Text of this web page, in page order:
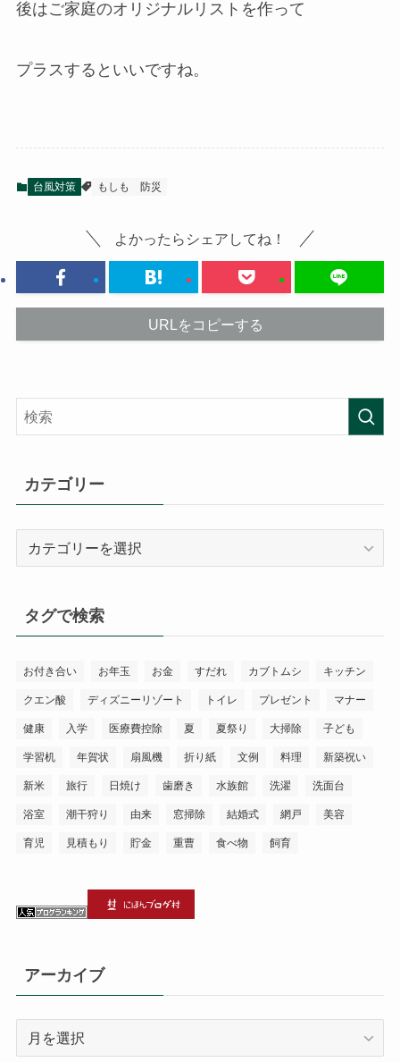
後はご家庭のオリジナルリストを作って
プラスするといいですね。
台風対策 もしも 防災
よかったらシェアしてね！
URLをコピーする
カテゴリー
ー
タグで検索
お付き合い お年玉 お金 すだれ カブトムシ キッチン
クエン酸 ディズニーリゾート トイレ プレゼント マナー
健康 入学 医療費控除 夏 夏祭り 大掃除 子ども
学習机 年賀状 扇風機 折り紙 文例 料理 新築祝い
新米 旅行 日焼け 歯磨き 水族館 洗濯 洗面台
浴室 潮干狩り 由来 窓掃除 結婚式 網戸 美容
育児 見積もり 貯金 重曹 食べ物 飼育
アーカイブ